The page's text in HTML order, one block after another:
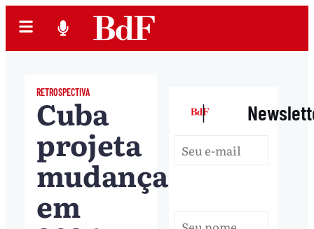
RETROSPECTIVA
Cuba
projeta
mudanças
em
|